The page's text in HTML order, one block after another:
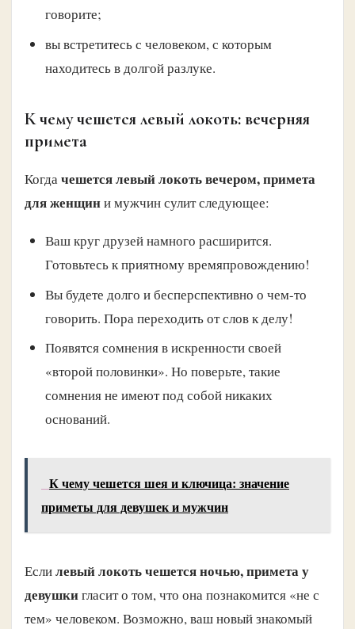
говорите;
вы встретитесь с человеком, с которым
находитесь в долгой разлуке.
К чему чешется левый локоть: вечерняя
примета
Когда чешется левый локоть вечером, примета
для женщини мужчин сулит следующее:
Ваш круг друзей намного расширится.
Готовьтесь к приятному времяпровождению!
Вы будете долго и бесперспективно о чем-то
говорить. Пора переходить от слов к делу!
Появятся сомнения в искренности своей
«второй половинки». Но поверьте, такие
сомнения не имеют под собой никаких
оснований.
К чему чешется шея и ключица: значение
приметы для девушек и мужчин
Еслилевый локоть чешется ночью, примета у
девушкигласит о том, что она познакомится «не с
тем» человеком. Возможно, ваш новый знакомый